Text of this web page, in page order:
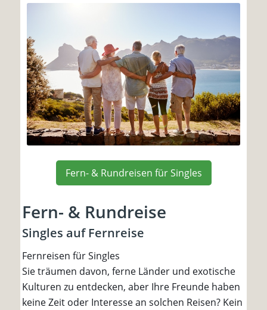
Fern- & Rundreisen für Singles
Fern- & Rundreise
Singles auf Fernreise
Fernreisen für Singles
Sie träumen davon, ferne Länder und exotische
Kulturen zu entdecken, aber Ihre Freunde haben
keine Zeit oder Interesse an solchen Reisen? Kein